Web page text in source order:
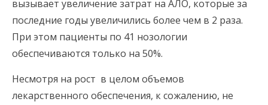
вызывает увеличение затрат на АЛО, которые за
последние годы увеличились более чем в 2 раза.
При этом пациенты по 41 нозологии
обеспечиваются только на 50%.
Несмотря на рост в целом объемов
лекарственного обеспечения, к сожалению, не